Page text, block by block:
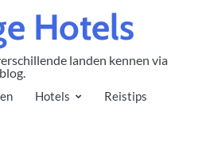
Hotels
landen kennen via
Hotels Reistips